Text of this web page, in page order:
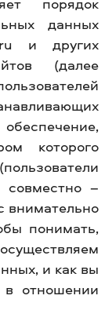
данных
и других
(далее
которого
–
внимательно
понимать,
и как вы
в отношении